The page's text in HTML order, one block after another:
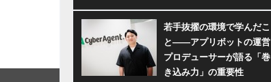
若手抜擢の環境で学んだこ
と――アプリボットの運営
プロデューサーが語る「巻
き込み力」の重要性